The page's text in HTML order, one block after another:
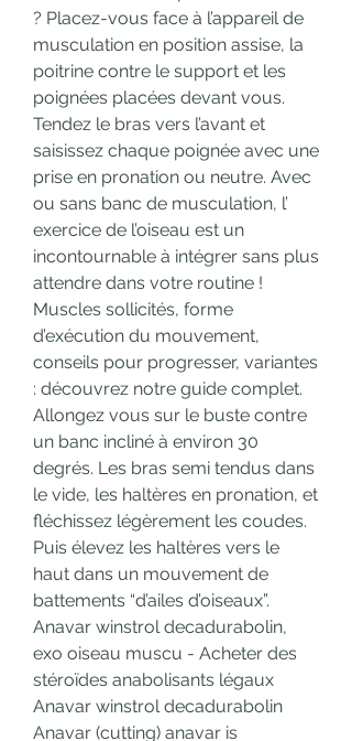
? Placez-vous face à l’appareil de
musculation en position assise, la
poitrine contre le support et les
poignées placées devant vous.
Tendez le bras vers l’avant et
saisissez chaque poignée avec une
prise en pronation ou neutre. Avec
ou sans banc de musculation, l’
exercice de l’oiseau est un
incontournable à intégrer sans plus
attendre dans votre routine !
Muscles sollicités, forme
d’exécution du mouvement,
conseils pour progresser, variantes
: découvrez notre guide complet.
Allongez vous sur le buste contre
un banc incliné à environ 30
degrés. Les bras semi tendus dans
le vide, les haltères en pronation, et
fléchissez légèrement les coudes.
Puis élevez les haltères vers le
haut dans un mouvement de
battements “d’ailes d’oiseaux”.
Anavar winstrol decadurabolin,
exo oiseau muscu - Acheter des
stéroïdes anabolisants légaux
Anavar winstrol decadurabolin
Anavar (cutting) anavar is